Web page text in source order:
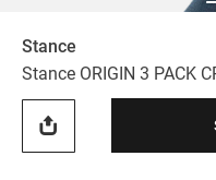
Stance
Stance ORIGIN 3 PACK